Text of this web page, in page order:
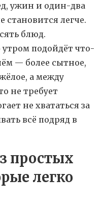
ужин и один-два
становится легче.
блюд.
подойдёт что-
— более сытное,
а между
не требует
не хвататься за
всё подряд в
простых
легко